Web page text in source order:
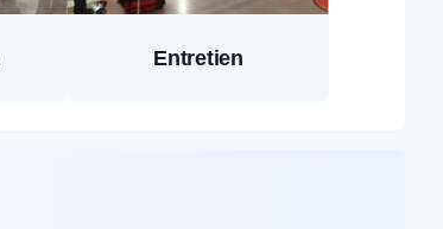
Entretien